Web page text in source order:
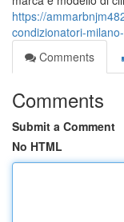
https://
condizionatori-
Comments
Comments
Submit a Comment
No HTML